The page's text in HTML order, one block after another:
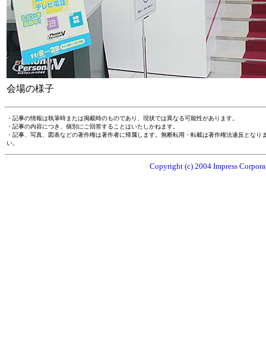
会場の様子
・記事の情報は執筆時または掲載時のものであり、現状では異なる可能性があります。
・記事の内容につき、個別にご回答することはいたしかねます。
・記事、写真、図表などの著作権は著作者に帰属します。無断転用・転載は著作権法違反とな
い。
Copyright (c) 2004 Impress